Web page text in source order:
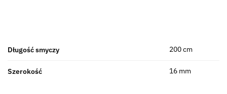
Długość smyczy 200 cm
Szerokość 16 mm